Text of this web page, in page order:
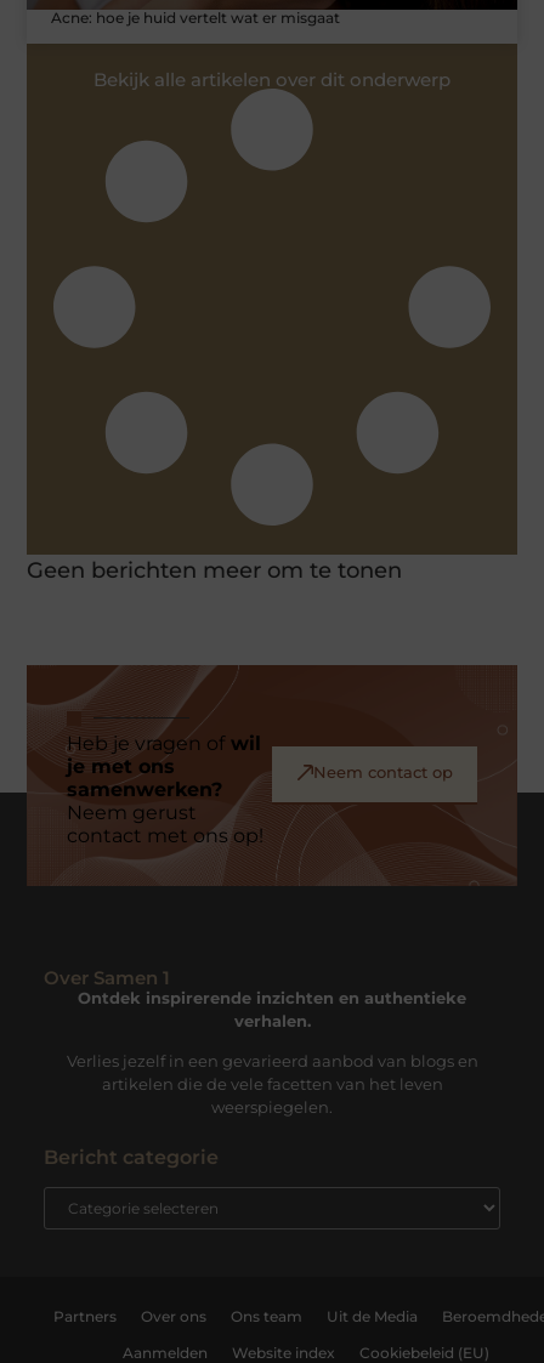
Acne: hoe je huid vertelt wat er misgaat
Bekijk alle artikelen over dit onderwerp
Geen berichten meer om te tonen
Heb je vragen ofwil
je met ons
samenwerken?
Neem gerust
contact met ons op!
Neem contact op
Over Samen 1
Ontdek inspirerende inzichten en authentieke
verhalen.
Verlies jezelf in een gevarieerd aanbod van blogs en
artikelen die de vele facetten van het leven
weerspiegelen.
Bericht categorie
Partners Over ons Ons team Uit de Media
Aanmelden Website index Cookiebeleid (EU)